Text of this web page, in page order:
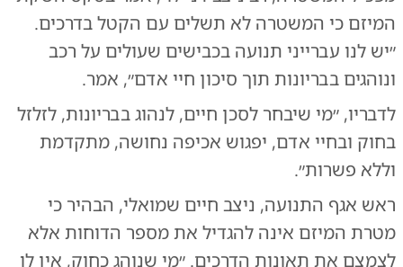
המיזם כי המשטרה לא תשלים עם הקטל בדרכים.
״יש לנו עברייני תנועה בכבישים שעולים על רכב
ונוהגים בבריונות תוך סיכון חיי אדם״, אמר.
לדבריו, ״מי שיבחר לסכן חיים, לנהוג בבריונות, לזלזל
בחוק ובחיי אדם, יפגוש אכיפה נחושה, מתקדמת
וללא פשרות״.
ראש אגף התנועה, ניצב חיים שמואלי, הבהיר כי
מטרת המיזם אינה להגדיל את מספר הדוחות אלא
לצמצם את תאונות הדרכים. ״מי שנוהג כחוק, אין לו